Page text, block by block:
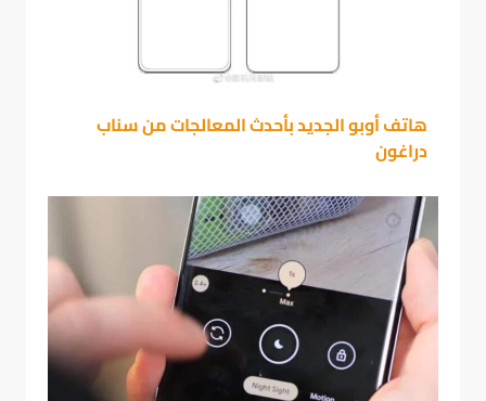
هاتف أوبو الجديد بأحدث المعالجات من سناب
دراغون